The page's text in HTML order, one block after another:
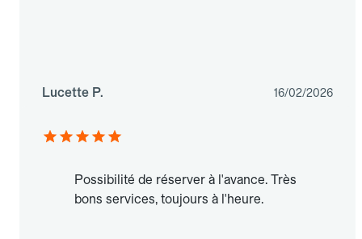
Lucette P. 16/02/2026
Possibilité de réserver à l'avance. Très
bons services, toujours à l'heure.